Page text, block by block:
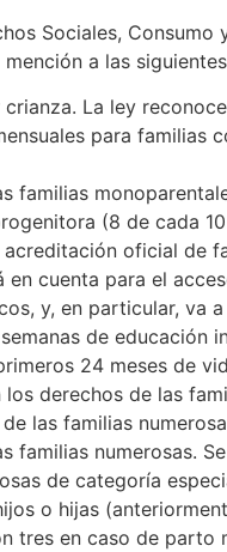
Sociales, Consumo
a las
La ley
para familias
familias
(8 de cada
oficial de
en cuenta para el
y, en particular, va
de educación
24 meses de
los derechos de las
las familias
familias numerosas.
de categoría
o hijas
tres en caso de parto